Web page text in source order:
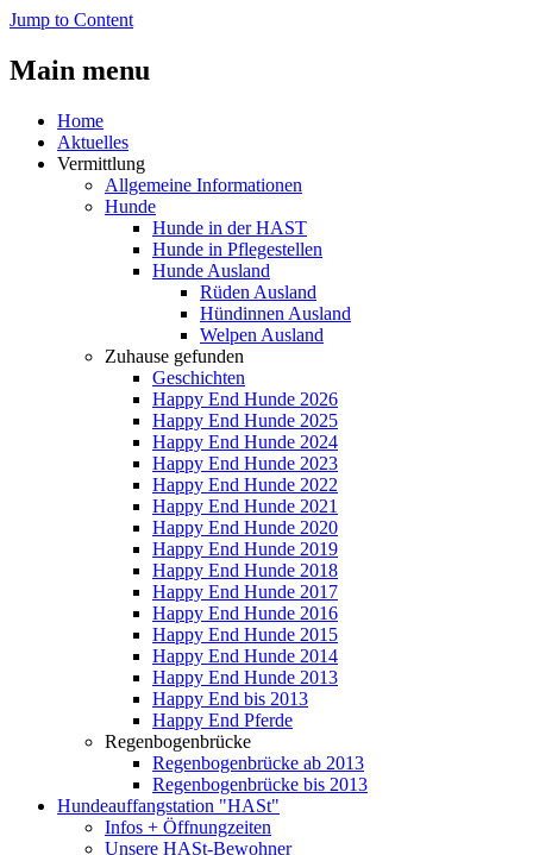
Jump to Content
Main menu
Home
Aktuelles
Vermittlung
Allgemeine Informationen
Hunde
Hunde in der HAST
Hunde in Pflegestellen
Hunde Ausland
Rüden Ausland
Hündinnen Ausland
Welpen Ausland
Zuhause gefunden
Geschichten
Happy End Hunde 2026
Happy End Hunde 2025
Happy End Hunde 2024
Happy End Hunde 2023
Happy End Hunde 2022
Happy End Hunde 2021
Happy End Hunde 2020
Happy End Hunde 2019
Happy End Hunde 2018
Happy End Hunde 2017
Happy End Hunde 2016
Happy End Hunde 2015
Happy End Hunde 2014
Happy End Hunde 2013
Happy End bis 2013
Happy End Pferde
Regenbogenbrücke
Regenbogenbrücke ab 2013
Regenbogenbrücke bis 2013
Hundeauffangstation "HASt"
Infos + Öffnungzeiten
Unsere HASt-Bewohner